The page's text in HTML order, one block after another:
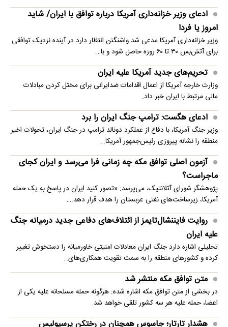
ادعای وزیر خزانه‌داری آمریکا درباره توافق با ایران/ شاید
امروز یا فردا
وزیر خزانه‌داری آمریکا مدعی شد واشنگتن انتظار دارد در آینده نزدیک توافقی
برای آتش‌بس ۳۰ تا ۶۰ روزه حاصل شود و با…
تحریم‌های جدید آمریکا علیه ایران
وزارت خارجه آمریکا از اعمال اقدامات ضدایرانی برای مختل کردن مبادلات
مالی مرتبط با ایران خبر داد.
ادعای هگست: ترامپ جنگ ایران را برد
وزیر جنگ آمریکا، با دفاع از عملکرد دونالد ترامپ در جنگ ایران، تحولات اخیر
منطقه را نشانه پیروزی رئیس‌جمهور آمریکا…
آزمون اصلی توافق مکه چه زمانی فرا می‌رسد و ایران کجای
ماجراست؟
پژوهشگر شورای آتلانتیک، می‌پرسد: «تصور کنید ایران در پاسخ به یک حمله
آمریکا، زیرساخت‌های نفتی عربستان را هدف قرار دهد.…
روایت فایننشال‌تایمز از ائتلاف‌های دفاعی جدید درمیانه جنگ
علیه ایران
تحلیلی اشاره دارد جنگ ایران معادلات امنیتی خاورمیانه را دستخوش تغییر
کرده و کشورهای منطقه را به سمت تقویت همکاری‌های…
متن توافق مکه منتشر شد
در بخشی از متن توافق مکه اشاره شده: هرگونه حمله مسلحانه علیه یکی از
اعضا، حمله علیه هر سه کشور تلقی خواهد شد.